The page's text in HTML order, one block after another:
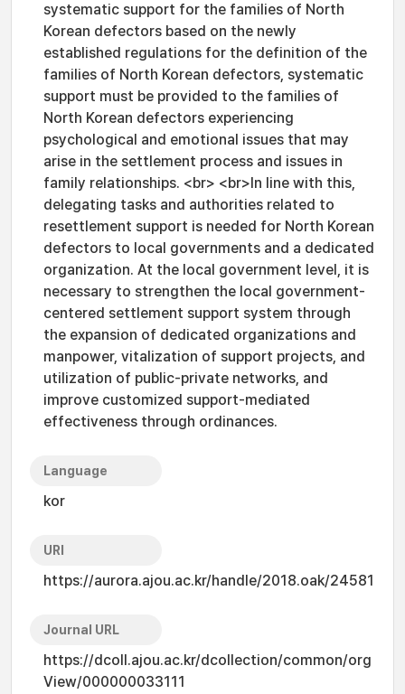
systematic support for the families of North
Korean defectors based on the newly
established regulations for the definition of the
families of North Korean defectors, systematic
support must be provided to the families of
North Korean defectors experiencing
psychological and emotional issues that may
arise in the settlement process and issues in
family relationships. <br> <br>In line with this,
delegating tasks and authorities related to
resettlement support is needed for North Korean
defectors to local governments and a dedicated
organization. At the local government level, it is
necessary to strengthen the local government-
centered settlement support system through
the expansion of dedicated organizations and
manpower, vitalization of support projects, and
utilization of public-private networks, and
improve customized support-mediated
effectiveness through ordinances.
Language
kor
URI
https://aurora.ajou.ac.kr/handle/2018.oak/24581
Journal URL
https://dcoll.ajou.ac.kr/dcollection/common/org
View/000000033111